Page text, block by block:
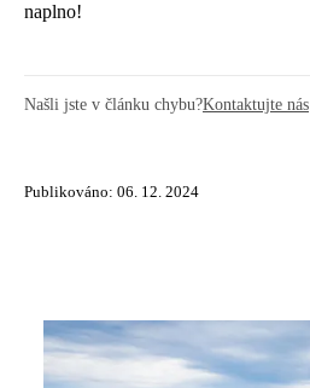
naplno!
Našli jste v článku chybu?Kontaktujte nás
Publikováno: 06. 12. 2024